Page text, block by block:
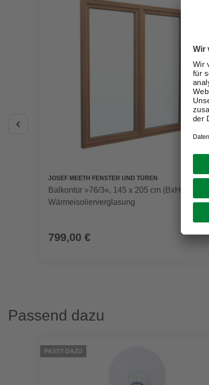
JOSEF MEETH FENSTER UND TÜREN
Balkontür »76/3«, 145 x 205 cm (BxH), 3-Fach
Wärmeisolierverglasung
799,00 €
Passend dazu
PASST DAZU